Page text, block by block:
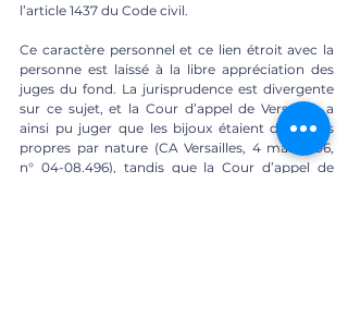
l’article 1437 du Code civil.
Ce caractère personnel et ce lien étroit avec la
personne est laissé à la libre appréciation des
juges du fond. La jurisprudence est divergente
sur ce sujet, et la Cour d’appel de Versailles a
ainsi pu juger que les bijoux étaient des biens
propres par nature (CA Versailles, 4 mai 2006,
n° 04-08.496), tandis que la Cour d’appel de